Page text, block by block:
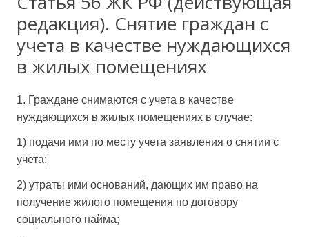
редакция). Снятие граждан с
учета в качестве нуждающихся
в жилых помещениях
1. Граждане снимаются с учета в качестве
нуждающихся в жилых помещениях в случае:
1) подачи ими по месту учета заявления о снятии с
учета;
2) утраты ими оснований, дающих им право на
получение жилого помещения по договору
социального найма;